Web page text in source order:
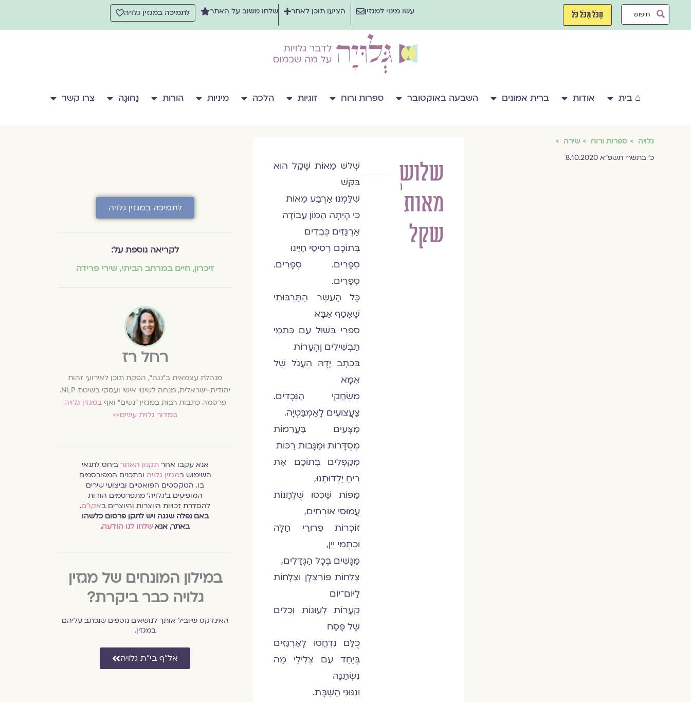
Search
הַכֹּל מִכֹּל כֹּל עשו מינוי למגזין הציעו תוכן לאתר שלחו משוב על האתר לתמיכה במגזין גלויה
⌂ בית אודות ברית אמונים השבעה באוקטובר ספרות ורוח זוגיות הלכה מיניות הורות נָחוּגָה צרו קשר
גלויה ספרות ורוח
שירה
כ׳ בתשרי תשפ״א 8.10.2020
שלוש
מאות
שקל
רחל
רז
שְׁלשׁ מֵאוֹת שֶׁקֶל הוּא
בִּקֵּשׁ
שִׁלַּמְנוּ אַרְבַּע מֵאוֹת
כִּי הָיְתָה הֲמוֹן עֲבוֹדָה
אַרְגַּזִּים כְּבֵדִים
בְּתוֹכָם רְסִיסֵי חַיֵּינוּ
סְפָרִים. סְפָרִים.
סְפָרִים.
כָּל הָעשֶׁר הַתַּרְבּוּתִי
שֶׁאָסַף אַבָּא
סִפְרֵי בִּשּׁוּל עִם כִּתְמֵי
תַּבְשִׁילִים וְהֶעָרוֹת
בִּכְתָב יָדָהּ הֶעָגֹל שֶׁל
אִמָּא
מִשְׂחֲקֵי הַנְּכָדִים.
צַעֲצוּעִים לָאַמְבַּטְיָה.
מַצָּעִים בַּעֲרֵמוֹת
מְסֻדָּרוֹת וּמַגָּבוֹת רַכּוֹת
מְקַפְּלִים בְּתוֹכָם אֶת
רֵיחַ יַלְדוּתֵנוּ,
מַפּוֹת שֶׁכִּסּוּ שֻׁלְחָנוֹת
עֲמוּסֵי אוֹרְחִים,
זוֹכְרוֹת פֵּרוּרֵי חַלָּה
וְכִתְמֵי יַיִן,
מַגָּשִׁים בְּכָל הַגְּדָלִים,
צַלְּחוֹת פּוֹרְצֵלָן וְצַלָּחוֹת
לַיּוֹם־יוֹם
קְעָרוֹת לְעוּגוֹת וְכֵלִים
שֶׁל פֶּסַח
כֻּלָּם נִדְחֲסוּ לָאַרְגַּזִּים
בְּיַחַד עִם צְלִילֵי מַה
נִּשְׂתַּנָּה
וְנִגּוּנֵי הַשַּׁבָּת.
לתמיכה במגזין גלויה
לקריאה נוספת על:
זיכרון, חיים במרחב הביתי, שירי פרידה
רחל רז
מנהלת עצמאית ב"נגה", הפקת תוכן לאירועי זהות
יהודית-ישראלית, מנחה לשינוי אישי ועסקי בשיטת NLP.
פרסמה כתבות רבות במגזין "נשים" ואףבמגזין גלויה
במדור גלוית עיניים>>
אנא עקבו אחרתקנון האתר ביחס לתנאי
השימוש במגזין גלויה ובתכנים המפורסמים
בו. הטקסטים הפואטיים וביצועי שירים
המופיעים ב׳גלויה׳ מתפרסמים הודות
להסדרת זכויות היוצרות והיוצרים באקו״ם.
באם נפלה שגגה ויש לתקן פרסום כלשהו
באתר, אנא שלחו לנו הודעה.
במילון המונחים של מגזין
גלויה כבר ביקרת?
האינדקס שיוביל אותך לנושאים נוספים שנכתב עליהם
במגזין.
אל״ף בי״ת גלויה